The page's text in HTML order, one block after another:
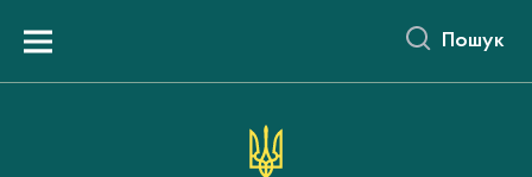
вмістуMenu Пошук